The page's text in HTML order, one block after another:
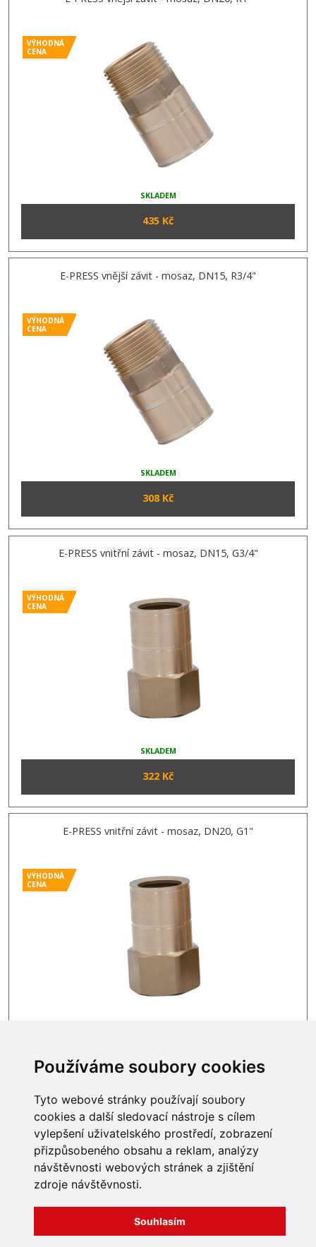
Používáme soubory cookies
Tyto webové stránky používají soubory
cookies a další sledovací nástroje s cílem
vylepšení uživatelského prostředí, zobrazení
přizpůsobeného obsahu a reklam, analýzy
návštěvnosti webových stránek a zjištění
zdroje návštěvnosti.
Souhlasím
VÝHODNÁ
CENA
SKLADEM
435 Kč
E-PRESS vnější závit - mosaz, DN15, R3/4"
VÝHODNÁ
CENA
SKLADEM
308 Kč
E-PRESS vnitřní závit - mosaz, DN15, G3/4"
VÝHODNÁ
CENA
SKLADEM
322 Kč
E-PRESS vnitřní závit - mosaz, DN20, G1"
VÝHODNÁ
CENA
INFORMACE
Obchodní podmínky
Zpracování a ochrana
Bravura s.r.o. © 2026